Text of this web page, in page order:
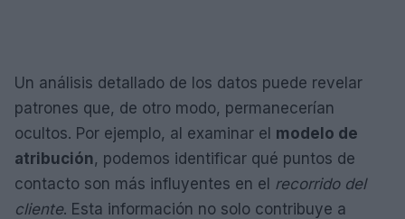
Un análisis detallado de los datos puede revelar
patrones que, de otro modo, permanecerían
ocultos. Por ejemplo, al examinar el modelo de
atribución, podemos identificar qué puntos de
contacto son más influyentes en el recorrido del
cliente. Esta información no solo contribuye a